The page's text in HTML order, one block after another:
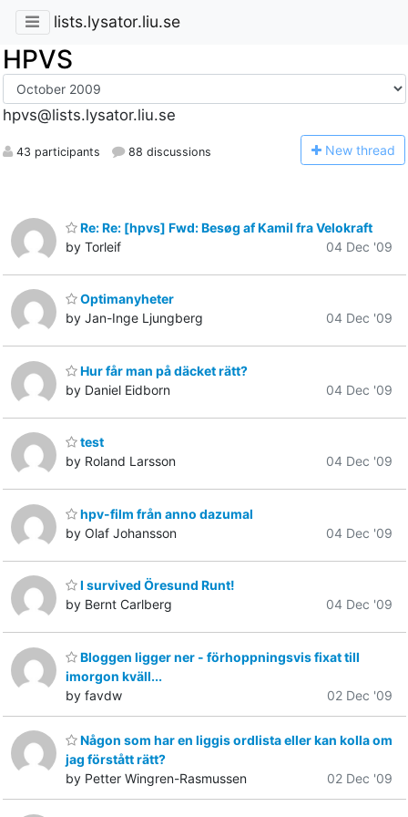
lists.lysator.liu.se
HPVS
hpvs@lists.lysator.liu.se
43 participants 88 discussions New thread
Re: Re: [hpvs] Fwd: Besøg af Kamil fra Velokraft
by Torleif
04 Dec '09
Optimanyheter
by Jan-Inge Ljungberg
04 Dec '09
Hur får man på däcket rätt?
by Daniel Eidborn
04 Dec '09
test
by Roland Larsson
04 Dec '09
hpv-film från anno dazumal
by Olaf Johansson
04 Dec '09
I survived Öresund Runt!
by Bernt Carlberg
04 Dec '09
Bloggen ligger ner - förhoppningsvis fixat till
imorgon kväll...
by favdw
02 Dec '09
Någon som har en liggis ordlista eller kan kolla om
jag förstått rätt?
by Petter Wingren-Rasmussen
02 Dec '09